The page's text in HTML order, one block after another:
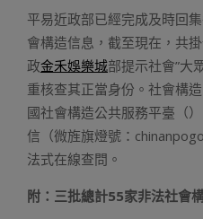
平易近政部已經完成及時回
會構造信息，截至現在，共
政金禾娛樂城部提示社會”大
重核查其正當身份。社會構
國社會構造公共服務平臺（
信（微旌旗燈號：
法式在線查問。
附：三批總計55家非法社會